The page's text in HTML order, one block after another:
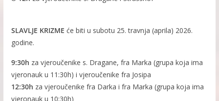
SLAVLJE KRIZME će biti u subotu 25. travnja (aprila) 2026.
godine.
9:30h za vjeroučenike s. Dragane, fra Marka (grupa koja ima
vjeronauk u 11:30h) i vjeroučenike fra Josipa
12:30h za vjeroučenike fra Darka i fra Marka (grupa koja ima
vjeronauk u 10:30h)